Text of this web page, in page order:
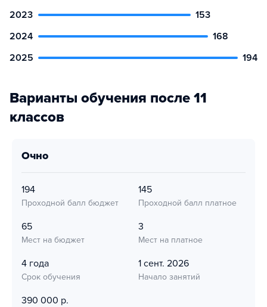
2023
153
2024
168
2025
194
Варианты обучения после 11
классов
очно
194
Проходной балл бюджет
145
Проходной балл платное
65
Мест на бюджет
3
Мест на платное
4 года
Срок обучения
1 сент. 2026
Начало занятий
390 000 р.